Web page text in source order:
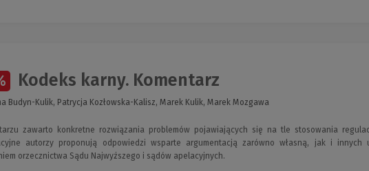
Kodeks karny. Komentarz
Budyn-Kulik, Patrycja Kozłowska-Kalisz, Marek Kulik, Marek Mozgawa
zawarto konkretne rozwiązania problemów pojawiających się na tle stosowania
autorzy proponują odpowiedzi wsparte argumentacją zarówno własną, jak i
orzecznictwa Sądu Najwyższego i sądów apelacyjnych.